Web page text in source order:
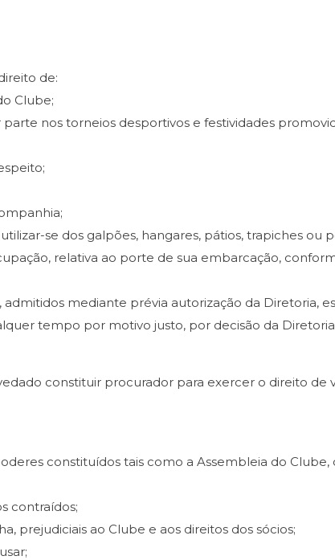
de:
Clube;
nos torneios desportivos e festividades
se dos galpões, hangares, pátios, trapiches ou
relativa ao porte de sua embarcação,
mediante prévia autorização da Diretoria,
tempo por motivo justo, por decisão da
constituir procurador para exercer o direito de
constituídos tais como a Assembleia do Clube,
contraídos;
prejudiciais ao Clube e aos direitos dos sócios;